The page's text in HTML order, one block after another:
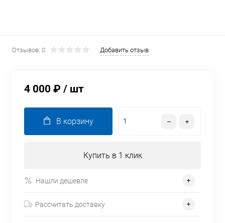
Отзывов: 0 Добавить отзыв
4 000 ₽ / шт
В корзину
Купить в 1 клик
Нашли дешевле
Рассчитать доставку